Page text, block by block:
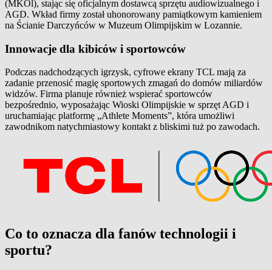
(MKOl), stając się oficjalnym dostawcą sprzętu audiowizualnego i
AGD. Wkład firmy został uhonorowany pamiątkowym kamieniem
na Ścianie Darczyńców w Muzeum Olimpijskim w Lozannie.
Innowacje dla kibiców i sportowców
Podczas nadchodzących igrzysk, cyfrowe ekrany TCL mają za
zadanie przenosić magię sportowych zmagań do domów miliardów
widzów. Firma planuje również wspierać sportowców
bezpośrednio, wyposażając Wioski Olimpijskie w sprzęt AGD i
uruchamiając platformę „Athlete Moments”, która umożliwi
zawodnikom natychmiastowy kontakt z bliskimi tuż po zawodach.
Co to oznacza dla fanów technologii i
sportu?